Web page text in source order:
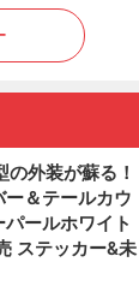
の外装が蘇る！
ー＆テールカウ
ールホワイト
ステッカー&未